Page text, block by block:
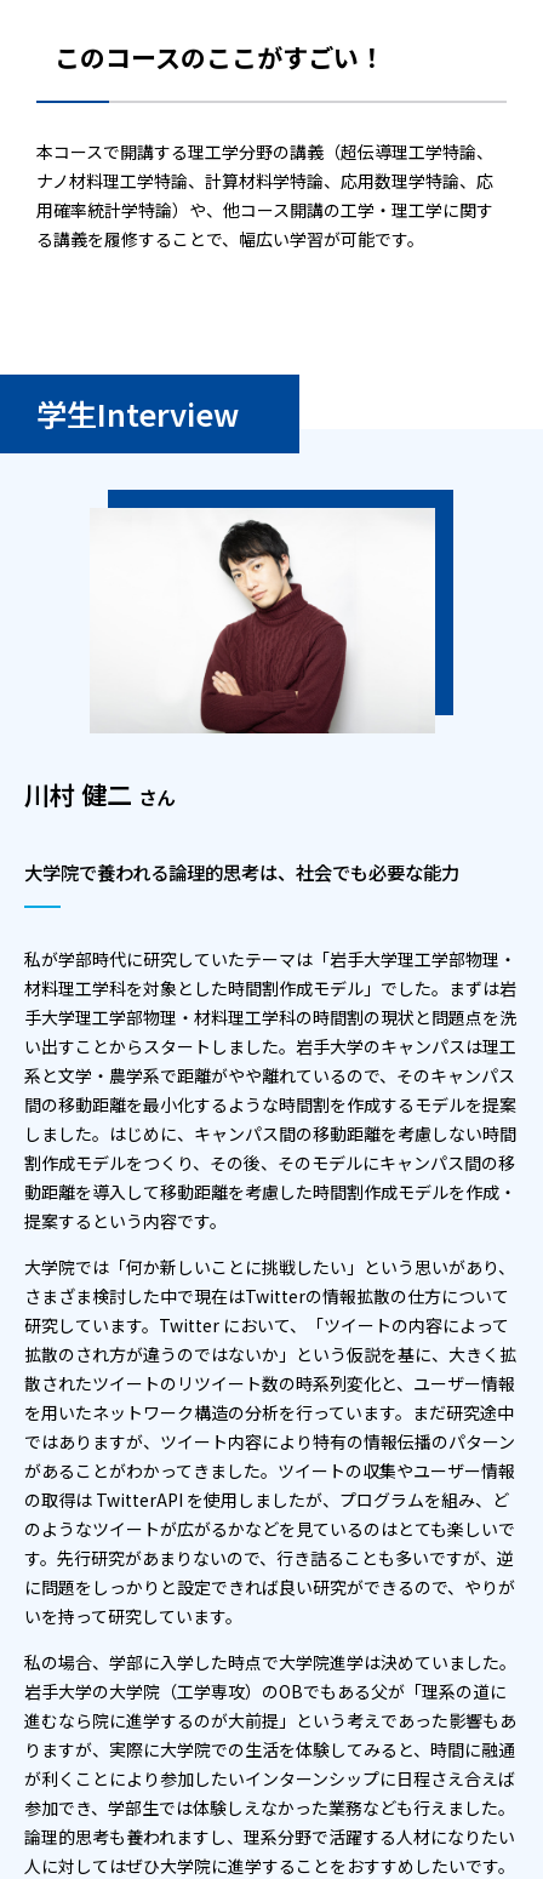
このコースのここがすごい！
本コースで開講する理工学分野の講義（超伝導理工学特論、
ナノ材料理工学特論、計算材料学特論、応用数理学特論、応
用確率統計学特論）や、他コース開講の工学・理工学に関す
る講義を履修することで、幅広い学習が可能です。
学生Interview
川村 健二 さん
大学院で養われる論理的思考は、社会でも必要な能力
私が学部時代に研究していたテーマは「岩手大学理工学部物理・
材料理工学科を対象とした時間割作成モデル」でした。まずは岩
手大学理工学部物理・材料理工学科の時間割の現状と問題点を洗
い出すことからスタートしました。岩手大学のキャンパスは理工
系と文学・農学系で距離がやや離れているので、そのキャンパス
間の移動距離を最小化するような時間割を作成するモデルを提案
しました。はじめに、キャンパス間の移動距離を考慮しない時間
割作成モデルをつくり、その後、そのモデルにキャンパス間の移
動距離を導入して移動距離を考慮した時間割作成モデルを作成・
提案するという内容です。
大学院では「何か新しいことに挑戦したい」という思いがあり、
さまざま検討した中で現在はTwitterの情報拡散の仕方について
研究しています。Twitter において、「ツイートの内容によって
拡散のされ方が違うのではないか」という仮説を基に、大きく拡
散されたツイートのリツイート数の時系列変化と、ユーザー情報
を用いたネットワーク構造の分析を行っています。まだ研究途中
ではありますが、ツイート内容により特有の情報伝播のパターン
があることがわかってきました。ツイートの収集やユーザー情報
の取得は TwitterAPI を使用しましたが、プログラムを組み、ど
のようなツイートが広がるかなどを見ているのはとても楽しいで
す。先行研究があまりないので、行き詰ることも多いですが、逆
に問題をしっかりと設定できれば良い研究ができるので、やりが
いを持って研究しています。
私の場合、学部に入学した時点で大学院進学は決めていました。
岩手大学の大学院（工学専攻）のOBでもある父が「理系の道に
進むなら院に進学するのが大前提」という考えであった影響もあ
りますが、実際に大学院での生活を体験してみると、時間に融通
が利くことにより参加したいインターンシップに日程さえ合えば
参加でき、学部生では体験しえなかった業務なども行えました。
論理的思考も養われますし、理系分野で活躍する人材になりたい
人に対してはぜひ大学院に進学することをおすすめしたいです。